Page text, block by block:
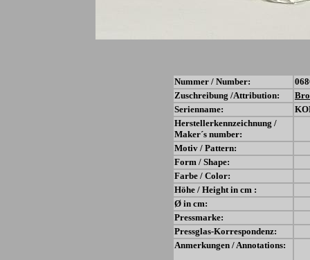
Nummer / Number:
Zuschreibung /Attribution:
Serienname:
Herstellerkennzeichnung /
Maker´s number:
Motiv / Pattern:
Form / Shape:
Farbe / Color:
Höhe / Height in cm :
Ø in cm:
Pressmarke:
Pressglas-Korrespondenz:
Anmerkungen / Annotations: